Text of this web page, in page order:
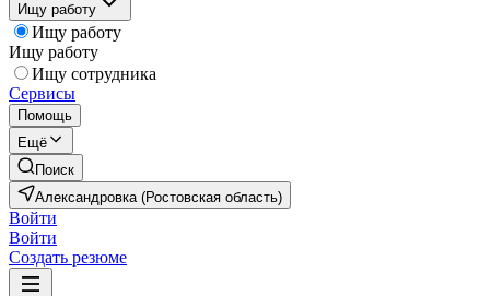
Ищу работу
Ищу работу
Ищу работу
Ищу сотрудника
Сервисы
Помощь
Ещё
Поиск
Александровка (Ростовская область)
Войти
Войти
Создать резюме